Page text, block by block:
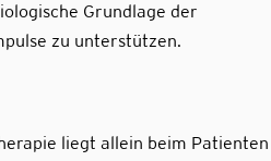
Grundlage der
zu unterstützen.
liegt allein beim Patienten